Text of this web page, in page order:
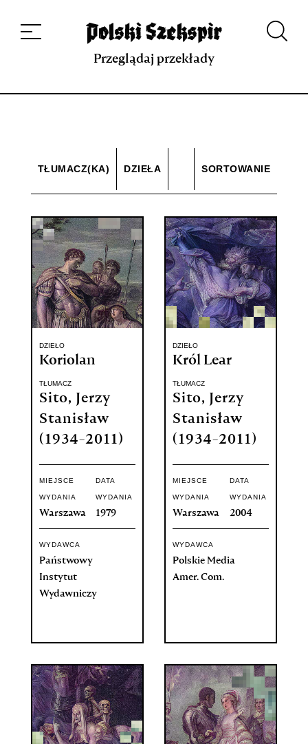
projekcie
Kontakt Indeks strony Aplikacja
Repozytorium XIX w.
Przeglądaj przekłady
TŁUMACZ(KA) DZIEŁA SORTOWANIE
DZIEŁO
Koriolan
TŁUMACZ
Sito, Jerzy
Stanisław
(1934-2011)
MIEJSCE
WYDANIA
Warszawa
DATA
WYDANIA
1979
WYDAWCA
Państwowy
Instytut
Wydawniczy
DZIEŁO
Król Lear
TŁUMACZ
Sito, Jerzy
Stanisław
(1934-2011)
MIEJSCE
WYDANIA
Warszawa
DATA
WYDANIA
2004
WYDAWCA
Polskie Media
Amer. Com.